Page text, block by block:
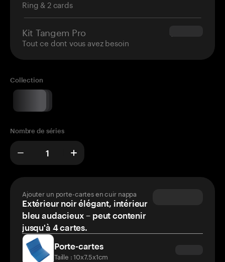
Ring & 2 cards
Kit Tangem Pro
Tout ce dont vous avez besoin
$180.00
Collection
Nombre de séries
Ajouter un porte-cartes en cuir nappa
Extérieur noir élégant, intérieur
bleu audacieux – peut contenir
jusqu'à 4 cartes.
Porte-cartes
Taille : 10x7.5x1cm